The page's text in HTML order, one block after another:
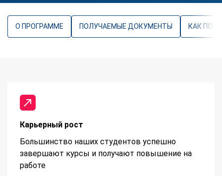
О ПРОГРАММЕ ПОЛУЧАЕМЫЕ ДОКУМЕНТЫ КАК
Карьерный рост
Большинство наших студентов успешно
завершают курсы и получают повышение на
работе